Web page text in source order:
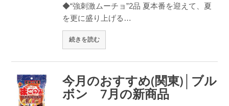
◆“強刺激ムーチョ”2品 夏本番を迎えて、夏
を更に盛り上げる…
続きを読む
今月のおすすめ(関東)│ブル
ボン 7月の新商品